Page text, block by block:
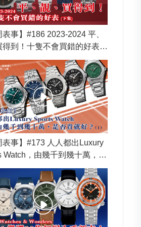
表事】#186 2023-2024 平、
得到！十隻不會買錯的好表
表事】#173 人人都出Luxury
Watch，由幾千到幾十萬，是
好？Abel話你知！ (Part 1)